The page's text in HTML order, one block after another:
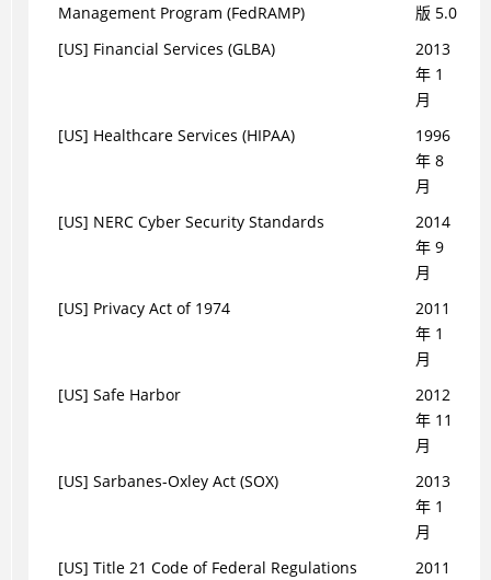
Management Program (FedRAMP)
版 5.0
[US] Financial Services (GLBA)
2013
年 1
月
[US] Healthcare Services (HIPAA)
1996
年 8
月
[US] NERC Cyber Security Standards
2014
年 9
月
[US] Privacy Act of 1974
2011
年 1
月
[US] Safe Harbor
2012
年 11
月
[US] Sarbanes-Oxley Act (SOX)
2013
年 1
月
[US] Title 21 Code of Federal Regulations
2011